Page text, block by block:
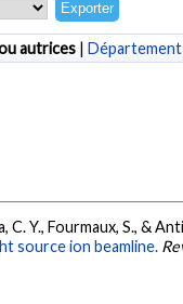
autrices| Département
C. Y., Fourmaux, S., &
source ion beamline.